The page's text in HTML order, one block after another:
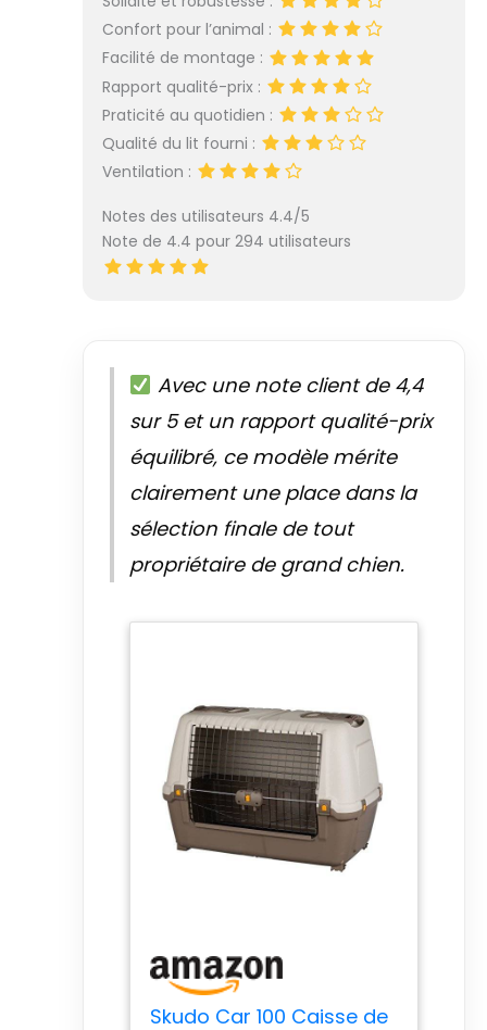
Confort pour l’animal :
Facilité de montage :
Rapport qualité-prix :
Praticité au quotidien :
Qualité du lit fourni :
Ventilation :
Notes des utilisateurs 4.4/5
Note de 4.4 pour 294 utilisateurs
Avec une note client de 4,4
sur 5 et un rapport qualité-prix
équilibré, ce modèle mérite
clairement une place dans la
sélection finale de tout
propriétaire de grand chien.
Skudo Car 100 Caisse de